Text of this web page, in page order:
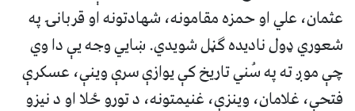
عثمان، علي او حمزه مقامونه، شهادتونه او قربانۍ په
شعوري ډول نادیده ګڼل شویدي. ښايي وجه یې دا وي
چې موږ ته په سُني تاریخ کې یوازې سرې وینې، عسکرې
فتحې، غلامان، وینزې، غنیمتونه، د تورو ځلا او د نیزو